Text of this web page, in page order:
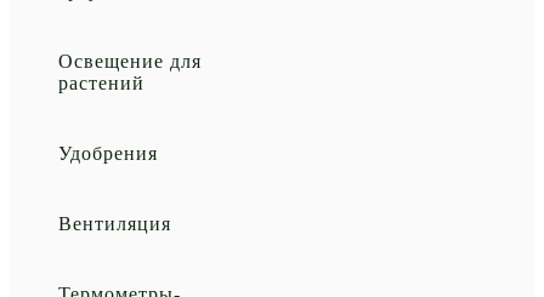
Освещение для
растений
Удобрения
Вентиляция